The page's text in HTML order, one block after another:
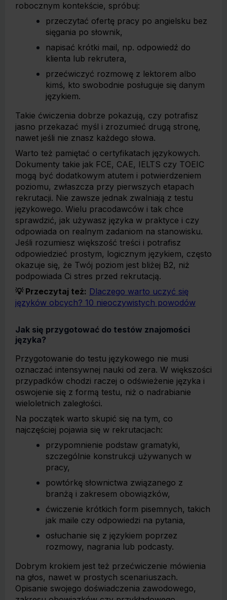
robocznym kontekście, spróbuj:
przeczytać ofertę pracy po angielsku bez
sięgania po słownik,
napisać krótki mail, np. odpowiedź do
klienta lub rekrutera,
przećwiczyć rozmowę z lektorem albo
kimś, kto swobodnie posługuje się danym
językiem.
Takie ćwiczenia dobrze pokazują, czy potrafisz
jasno przekazać myśl i zrozumieć drugą stronę,
nawet jeśli nie znasz każdego słowa.
Warto też pamiętać o certyfikatach językowych.
Dokumenty takie jak FCE, CAE, IELTS czy TOEIC
mogą być dodatkowym atutem i potwierdzeniem
poziomu, zwłaszcza przy pierwszych etapach
rekrutacji. Nie zawsze jednak zwalniają z testu
językowego. Wielu pracodawców i tak chce
sprawdzić, jak używasz języka w praktyce i czy
odpowiada on realnym zadaniom na stanowisku.
Jeśli rozumiesz większość treści i potrafisz
odpowiedzieć prostym, logicznym językiem, często
okazuje się, że Twój poziom jest bliżej B2, niż
podpowiada Ci stres przed rekrutacją.
💡 Przeczytaj też: Dlaczego warto uczyć się
języków obcych? 10 nieoczywistych powodów
Jak się przygotować do testów znajomości
języka?
Przygotowanie do testu językowego nie musi
oznaczać intensywnej nauki od zera. W większości
przypadków chodzi raczej o odświeżenie języka i
oswojenie się z formą testu, niż o nadrabianie
wieloletnich zaległości.
Na początek warto skupić się na tym, co
najczęściej pojawia się w rekrutacjach:
przypomnienie podstaw gramatyki,
szczególnie konstrukcji używanych w
pracy,
powtórkę słownictwa związanego z
branżą i zakresem obowiązków,
ćwiczenie krótkich form pisemnych, takich
jak maile czy odpowiedzi na pytania,
osłuchanie się z językiem poprzez
rozmowy, nagrania lub podcasty.
Dobrym krokiem jest też przećwiczenie mówienia
na głos, nawet w prostych scenariuszach.
Opisanie swojego doświadczenia zawodowego,